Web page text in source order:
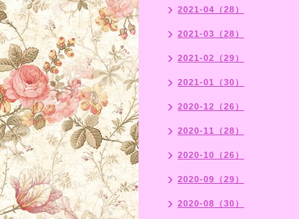
2021-04（28）
2021-03（28）
2021-02（29）
2021-01（30）
2020-12（26）
2020-11（28）
2020-10（26）
2020-09（29）
2020-08（30）